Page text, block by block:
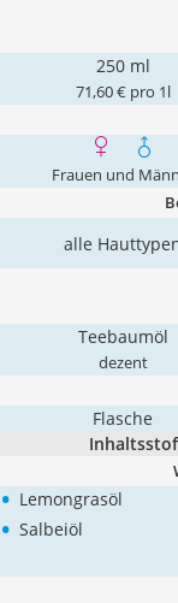
250 ml
71,60 € pro 1l
Frauen und
alle
Teebaumöl
dezent
Flasche
• Lemongrasöl
• Salbeiöl